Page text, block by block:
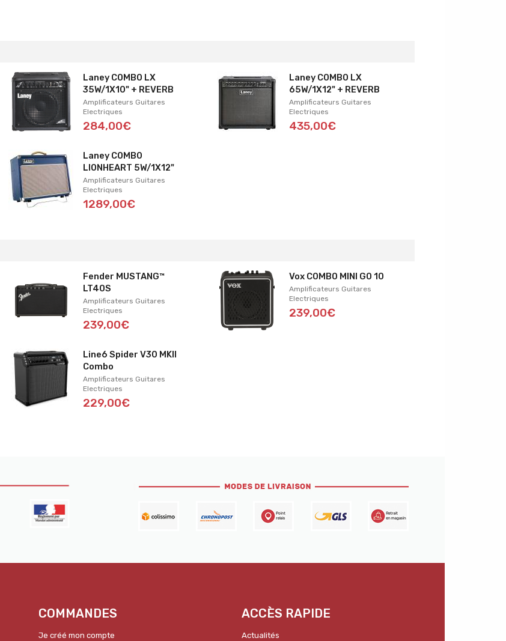
Laney COMBO LX
35W/1X10" + REVERB
Amplificateurs Guitares
Electriques
284,00€
Laney COMBO LX
65W/1X12" + REVERB
Amplificateurs Guitares
Electriques
435,00€
Laney COMBO
LIONHEART 5W/1X12"
Amplificateurs Guitares
Electriques
1289,00€
Fender MUSTANG™
LT40S
Amplificateurs Guitares
Electriques
239,00€
Vox COMBO MINI GO 10
Amplificateurs Guitares
Electriques
239,00€
Line6 Spider V30 MKII
Combo
Amplificateurs Guitares
Electriques
229,00€
COMMANDES
Je créé mon compte
ACCÈS RAPIDE
Actualités